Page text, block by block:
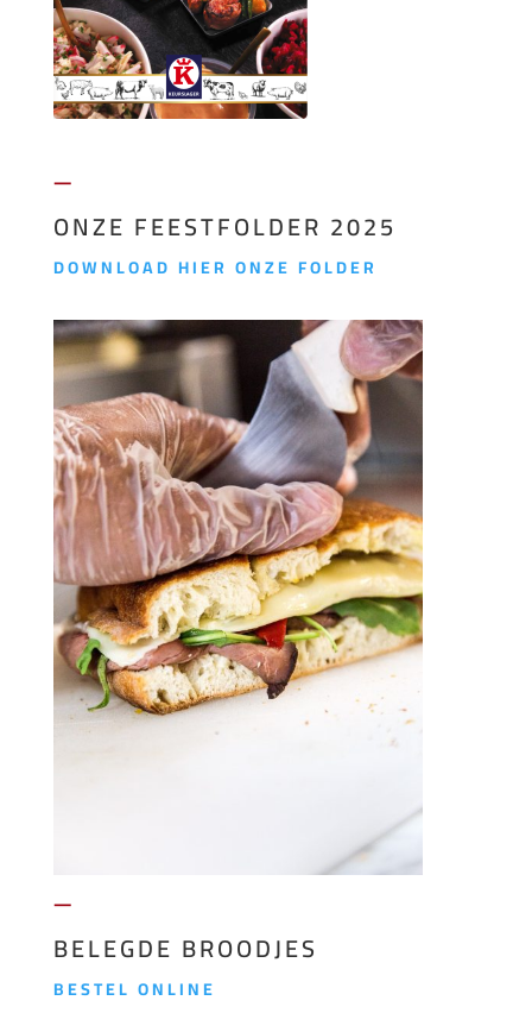
—
ONZE FEESTFOLDER 2025
DOWNLOAD HIER ONZE FOLDER
—
BELEGDE BROODJES
BESTEL ONLINE